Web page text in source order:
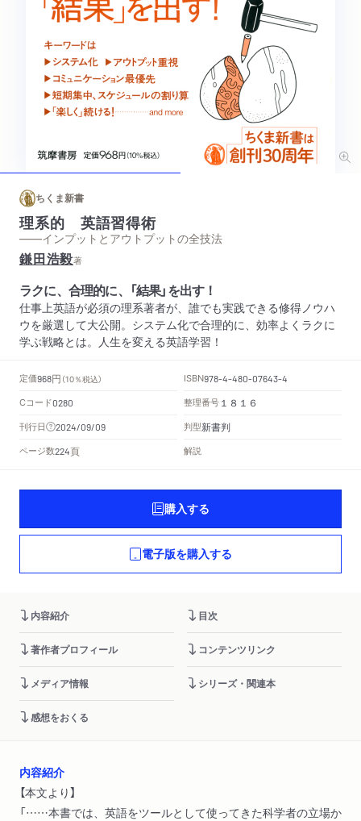
ちくま新書
理系的 英語習得術
——インプットとアウトプットの全技法
鎌田浩毅著
ラクに、合理的に、「結果」を出す！
仕事上英語が必須の理系著者が、誰でも実践できる修得ノウハ
ウを厳選して大公開。システム化で合理的に、効率よくラクに
学ぶ戦略とは。人生を変える英語学習！
定価968円 （10％税込） ISBN978-4-480-07643-4
Cコード0280 整理番号 １８１６
刊行日 2024/09/09 判型新書判
ページ数224頁 解説
購入する
電子版を購入する
内容紹介 目次
著作者プロフィール コンテンツリンク
メディア情報 シリーズ・関連本
感想をおくる
内容紹介
【本文より】
「……本書では、英語をツールとして使ってきた科学者の立場か